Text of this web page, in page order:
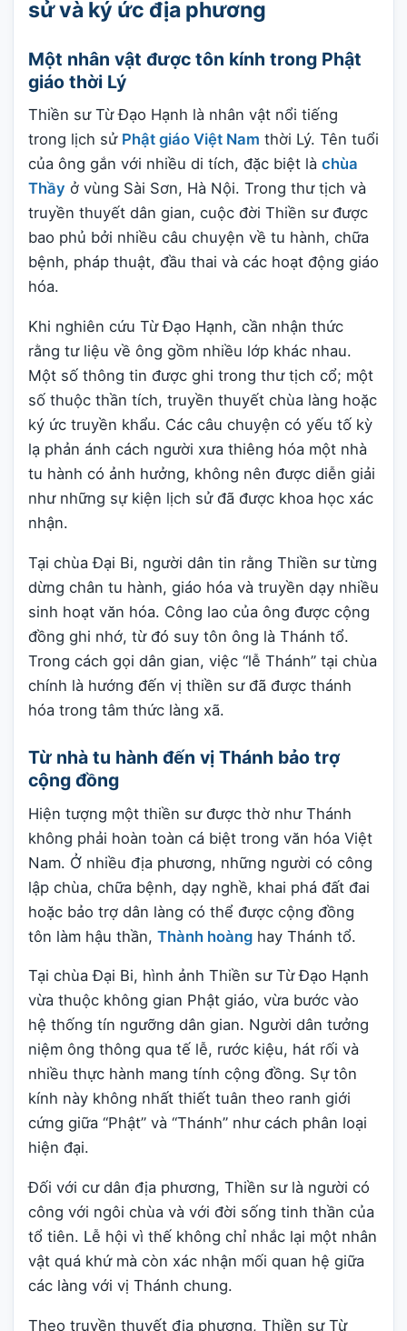
sử và ký ức địa phương
Một nhân vật được tôn kính trong Phật
giáo thời Lý
Thiền sư Từ Đạo Hạnh là nhân vật nổi tiếng
trong lịch sử Phật giáo Việt Nam thời Lý. Tên tuổi
của ông gắn với nhiều di tích, đặc biệt là chùa
Thầy ở vùng Sài Sơn, Hà Nội. Trong thư tịch và
truyền thuyết dân gian, cuộc đời Thiền sư được
bao phủ bởi nhiều câu chuyện về tu hành, chữa
bệnh, pháp thuật, đầu thai và các hoạt động giáo
hóa.
Khi nghiên cứu Từ Đạo Hạnh, cần nhận thức
rằng tư liệu về ông gồm nhiều lớp khác nhau.
Một số thông tin được ghi trong thư tịch cổ; một
số thuộc thần tích, truyền thuyết chùa làng hoặc
ký ức truyền khẩu. Các câu chuyện có yếu tố kỳ
lạ phản ánh cách người xưa thiêng hóa một nhà
tu hành có ảnh hưởng, không nên được diễn giải
như những sự kiện lịch sử đã được khoa học xác
nhận.
Tại chùa Đại Bi, người dân tin rằng Thiền sư từng
dừng chân tu hành, giáo hóa và truyền dạy nhiều
sinh hoạt văn hóa. Công lao của ông được cộng
đồng ghi nhớ, từ đó suy tôn ông là Thánh tổ.
Trong cách gọi dân gian, việc “lễ Thánh” tại chùa
chính là hướng đến vị thiền sư đã được thánh
hóa trong tâm thức làng xã.
Từ nhà tu hành đến vị Thánh bảo trợ
cộng đồng
Hiện tượng một thiền sư được thờ như Thánh
không phải hoàn toàn cá biệt trong văn hóa Việt
Nam. Ở nhiều địa phương, những người có công
lập chùa, chữa bệnh, dạy nghề, khai phá đất đai
hoặc bảo trợ dân làng có thể được cộng đồng
tôn làm hậu thần, Thành hoàng hay Thánh tổ.
Tại chùa Đại Bi, hình ảnh Thiền sư Từ Đạo Hạnh
vừa thuộc không gian Phật giáo, vừa bước vào
hệ thống tín ngưỡng dân gian. Người dân tưởng
niệm ông thông qua tế lễ, rước kiệu, hát rối và
nhiều thực hành mang tính cộng đồng. Sự tôn
kính này không nhất thiết tuân theo ranh giới
cứng giữa “Phật” và “Thánh” như cách phân loại
hiện đại.
Đối với cư dân địa phương, Thiền sư là người có
công với ngôi chùa và với đời sống tinh thần của
tổ tiên. Lễ hội vì thế không chỉ nhắc lại một nhân
vật quá khứ mà còn xác nhận mối quan hệ giữa
các làng với vị Thánh chung.
Theo truyền thuyết địa phương, Thiền sư Từ